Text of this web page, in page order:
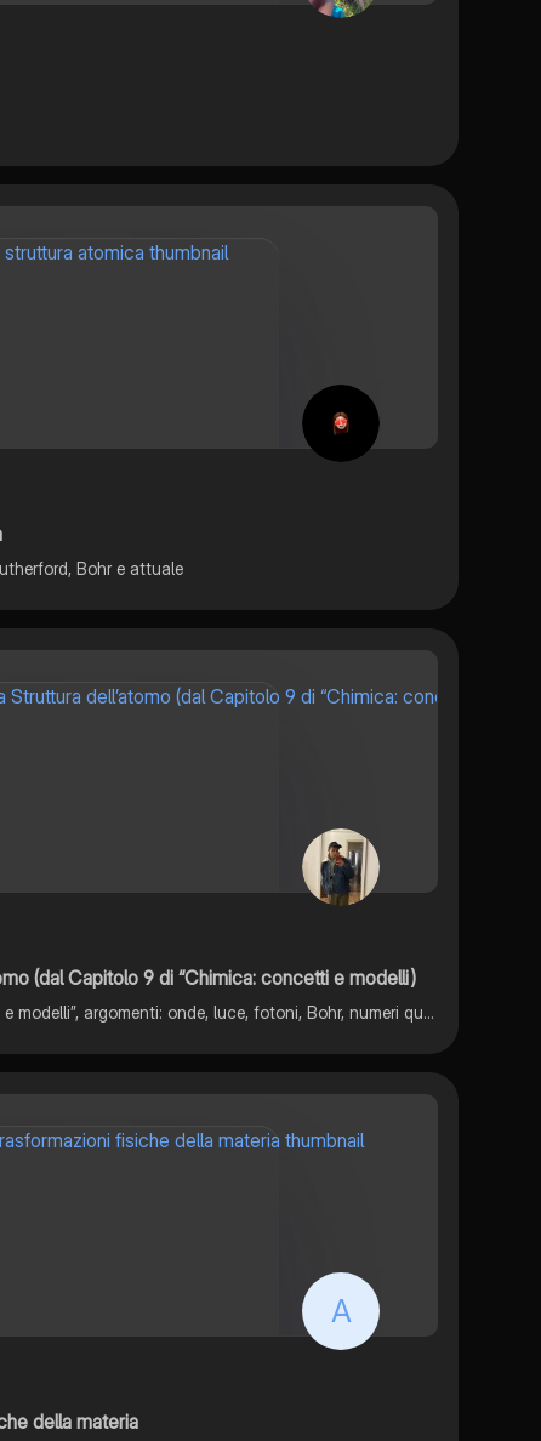
Bohr e attuale
(dal Capitolo 9 di “Chimica: concetti e modelli)
Capitolo 9 di “Chimica: concetti e modelli”, argomenti: onde, luce, fotoni, Bohr, numeri quantici e orbitali, configurazione elettronica, Pauli, Hund.
A
della materia